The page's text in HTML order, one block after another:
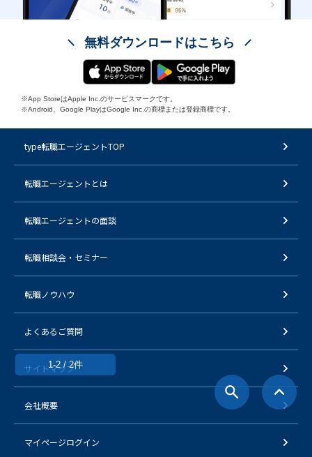
1-2 / 2件
無料ダウンロードはこちら
※App StoreはApple Inc.のサービスマークです。
※Android、Google PlayはGoogle Inc.の商標または登録商標です。
type転職エージェントTOP
転職エージェントとは
転職エージェントの面談
転職相談会・セミナー
転職ノウハウ
よくあるご質問
サイトマップ
会社概要
マイページログイン